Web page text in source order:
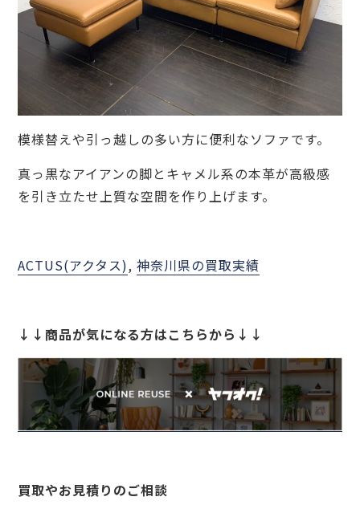
模様替えや引っ越しの多い方に便利なソファです。
真っ黒なアイアンの脚とキャメル系の本革が高級感
を引き立たせ上質な空間を作り上げます。
ACTUS(アクタス), 神奈川県の買取実績
↓↓商品が気になる方はこちらから↓↓
買取やお見積りのご相談